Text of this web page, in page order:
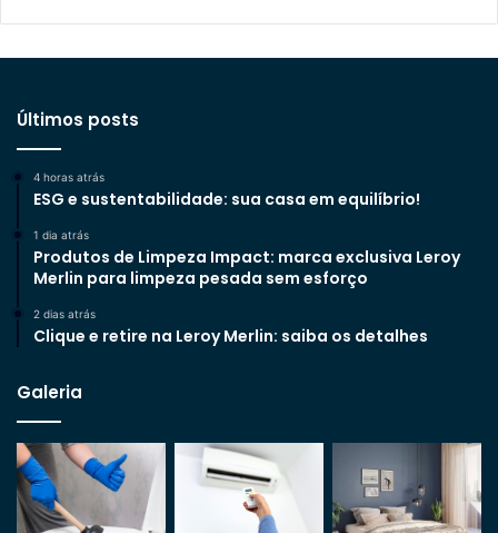
Últimos posts
4 horas atrás
ESG e sustentabilidade: sua casa em equilíbrio!
1 dia atrás
Produtos de Limpeza Impact: marca exclusiva Leroy
Merlin para limpeza pesada sem esforço
2 dias atrás
Clique e retire na Leroy Merlin: saiba os detalhes
Galeria